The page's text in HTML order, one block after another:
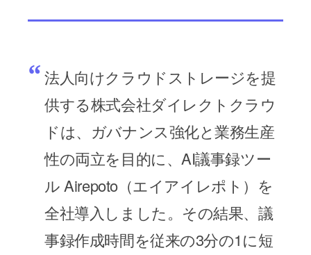
“法人向けクラウドストレージを提
供する株式会社ダイレクトクラウ
ドは、ガバナンス強化と業務生産
性の両立を目的に、 AI議事録ツー
ル Airepoto（エイアイレポト） を
全社導入しました。その結果、議
事録作成時間を従来の3分の1に短